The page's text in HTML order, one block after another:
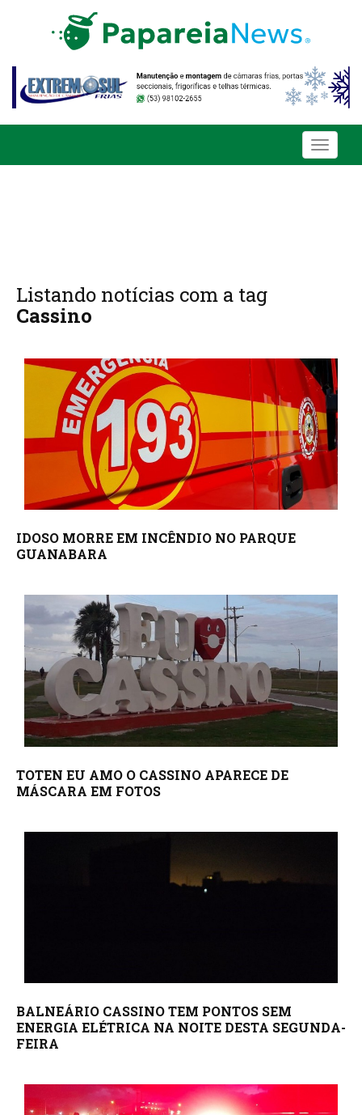
Toggle
Listando notícias com a tag
Cassino
IDOSO MORRE EM INCÊNDIO NO PARQUE
GUANABARA
TOTEN EU AMO O CASSINO APARECE DE
MÁSCARA EM FOTOS
BALNEÁRIO CASSINO TEM PONTOS SEM
ENERGIA ELÉTRICA NA NOITE DESTA SEGUNDA-
FEIRA